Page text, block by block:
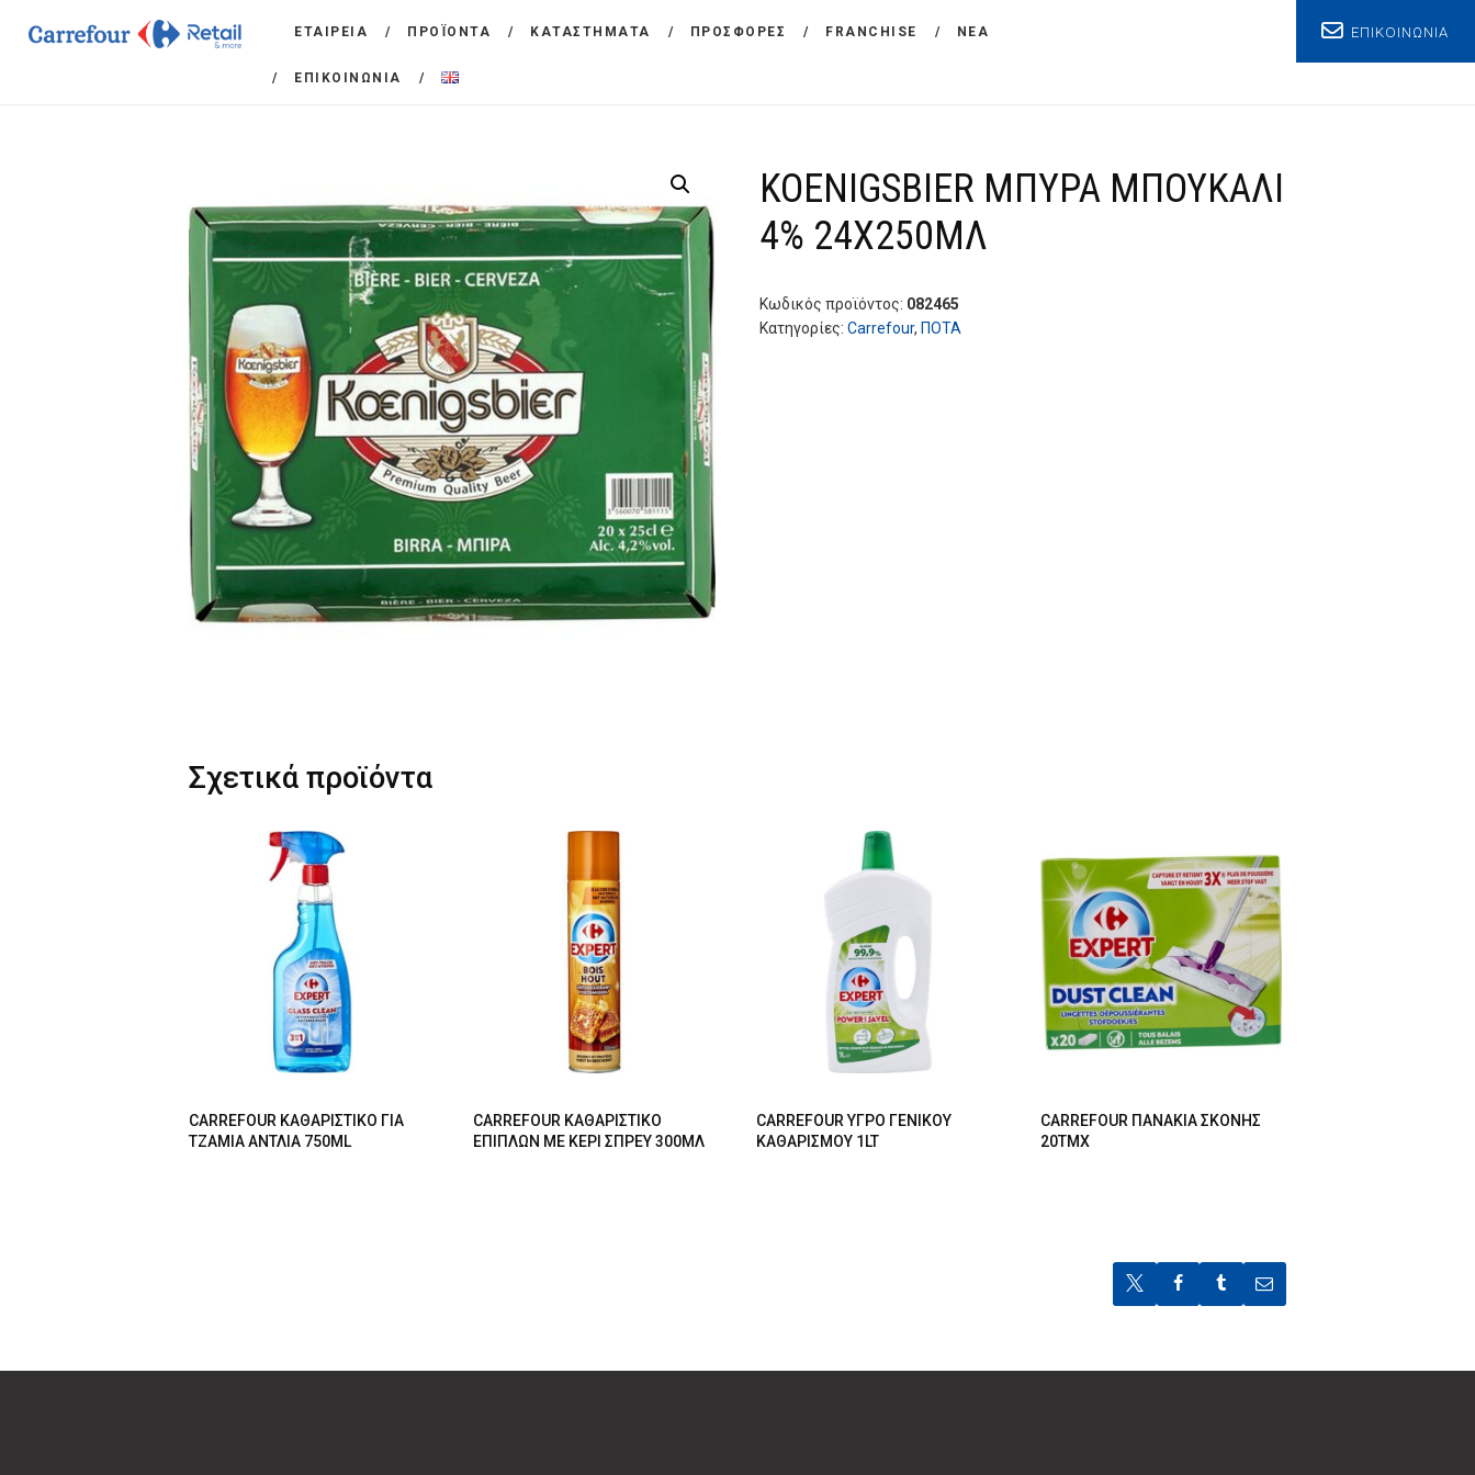
ΕΤΑΙΡΕΙΑ ΠΡΟΪΟΝΤΑ ΚΑΤΑΣΤΗΜΑΤΑ ΠΡΟΣΦΟΡΕΣ FRANCHISE ΝΕΑ
ΕΠΙΚΟΙΝΩΝΙΑ
ΕΠΙΚΟΙΝΩΝΙΑ
ΕΤΑΙΡΕΙΑ
ΠΡΟΣΦΟΡΕΣ
FRANCHISE
ΝΕΑ
ΕΠΙΚΟΙΝΩΝΙΑ
KOENIGSBIER ΜΠΥΡΑ ΜΠΟΥΚΑΛΙ
4% 24X250ΜΛ
Κωδικός προϊόντος: 082465
Κατηγορίες: Carrefour, ΠΟΤΑ
Σχετικά προϊόντα
CARREFOUR ΚΑΘΑΡΙΣΤΙΚΟ ΓΙΑ
ΤΖΑΜΙΑ ΑΝΤΛΙΑ 750ML
CARREFOUR ΚΑΘΑΡΙΣΤΙΚΟ
ΕΠΙΠΛΩΝ ΜΕ ΚΕΡΙ ΣΠΡΕΥ 300ΜΛ
CARREFOUR ΥΓΡΟ ΓΕΝΙΚΟΥ
ΚΑΘΑΡΙΣΜΟΥ 1LT
CARREFOUR ΠΑΝΑΚΙΑ ΣΚΟΝΗΣ
20ΤΜΧ